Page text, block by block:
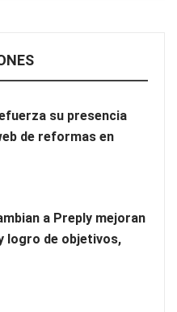
su presencia
de reformas en
a Preply mejoran
logro de objetivos,